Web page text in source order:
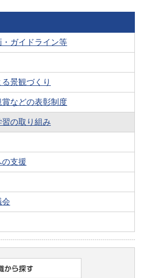
ガイドライン等
景観づくり
などの表彰制度
の取り組み
支援
会